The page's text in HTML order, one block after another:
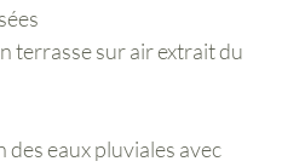
terrasse sur air extrait du
eaux pluviales avec